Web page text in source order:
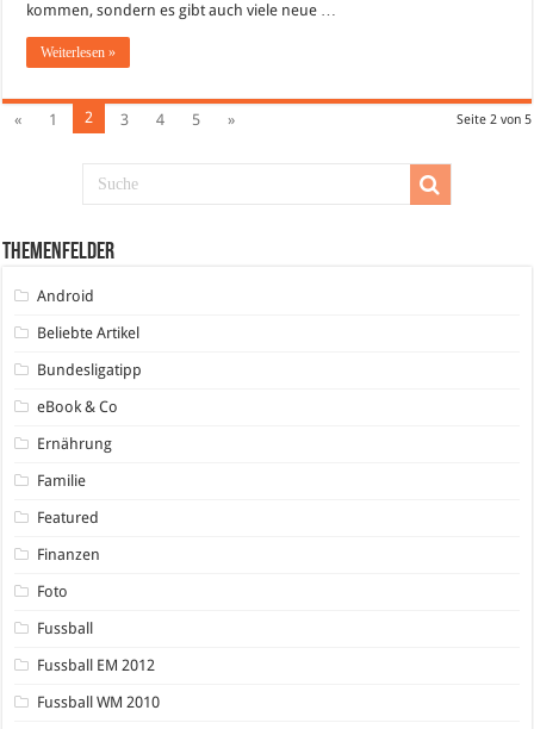
kommen, sondern es gibt auch viele neue …
Weiterlesen »
Seite 2 von 5
« 1 2 3 4 5 »
Themenfelder
Android
Beliebte Artikel
Bundesligatipp
eBook & Co
Ernährung
Familie
Featured
Finanzen
Foto
Fussball
Fussball EM 2012
Fussball WM 2010